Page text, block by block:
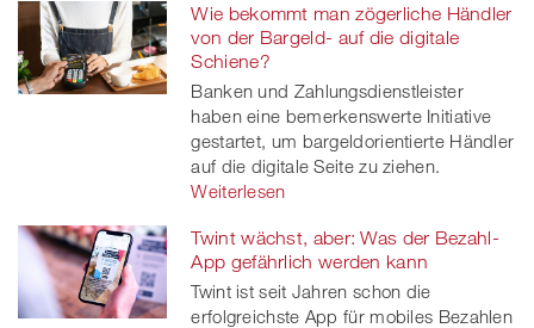
Wie bekommt man zögerliche Händler
von der Bargeld- auf die digitale
Schiene?
Banken und Zahlungsdienstleister
haben eine bemerkenswerte Initiative
gestartet, um bargeldorientierte Händler
auf die digitale Seite zu ziehen.
Weiterlesen
Twint wächst, aber: Was der Bezahl-
App gefährlich werden kann
Twint ist seit Jahren schon die
erfolgreichste App für mobiles Bezahlen